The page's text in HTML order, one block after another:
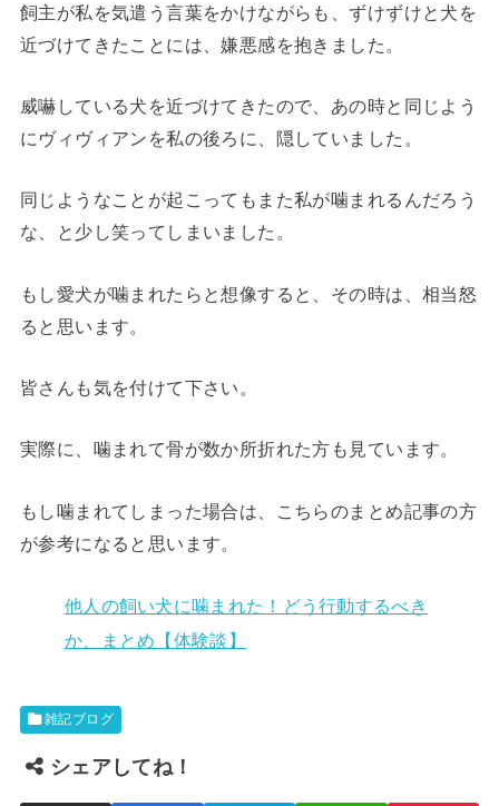
飼主が私を気遣う言葉をかけながらも、ずけずけと犬を
近づけてきたことには、嫌悪感を抱きました。
威嚇している犬を近づけてきたので、あの時と同じよう
にヴィヴィアンを私の後ろに、隠していました。
同じようなことが起こってもまた私が噛まれるんだろう
な、と少し笑ってしまいました。
もし愛犬が噛まれたらと想像すると、その時は、相当怒
ると思います。
皆さんも気を付けて下さい。
実際に、噛まれて骨が数か所折れた方も見ています。
もし噛まれてしまった場合は、こちらのまとめ記事の方
が参考になると思います。
他人の飼い犬に噛まれた！どう行動するべき
か、まとめ【体験談】
雑記ブログ
シェアしてね！